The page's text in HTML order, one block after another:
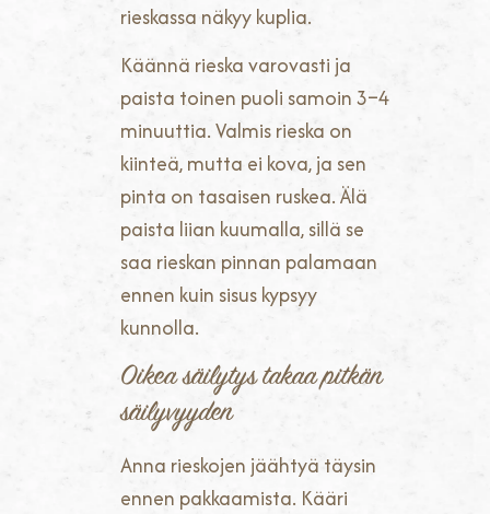
rieskassa näkyy kuplia.
Käännä rieska varovasti ja
paista toinen puoli samoin 3–4
minuuttia. Valmis rieska on
kiinteä, mutta ei kova, ja sen
pinta on tasaisen ruskea. Älä
paista liian kuumalla, sillä se
saa rieskan pinnan palamaan
ennen kuin sisus kypsyy
kunnolla.
Oikea säilytys takaa pitkän
säilyvyyden
Anna rieskojen jäähtyä täysin
ennen pakkaamista. Kääri